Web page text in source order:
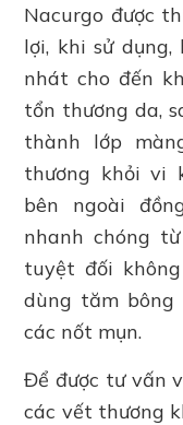
Nacurgo được
lợi, khi sử
nhát cho đến
tổn thương da,
thành lớp
thương khỏi vi
bên ngoài
nhanh chóng
tuyệt đối
dùng tăm bông
các nốt mụn.
Để được tư vấn
các vết thương